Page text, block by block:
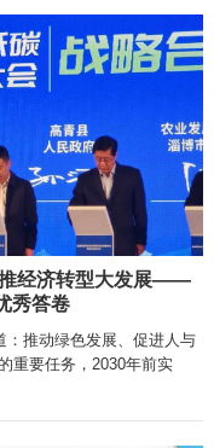
推经济转型大发展——
秀答卷
推动绿色发展、促进人与
重要任务，2030年前实